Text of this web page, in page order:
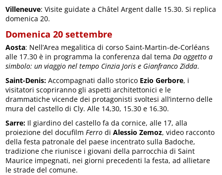
Villeneuve: Visite guidate a Châtel Argent dalle 15.30. Si replica
domenica 20.
Domenica 20 settembre
Aosta: Nell’Area megalitica di corso Saint-Martin-de-Corléans
alle 17.30 è in programma la conferenza dal tema Da oggetto a
simbolo: un viaggio nel tempo Cinzia Joris e Gianfranco Zidda.
Saint-Denis: Accompagnati dallo storico Ezio Gerbore, i
visitatori scopriranno gli aspetti architettonici e le
drammatiche vicende dei protagonisti svoltesi all’interno delle
mura del castello di Cly. Alle 14,30, 15.30 e 16.30.
Sarre: Il giardino del castello fa da cornice, alle 17, alla
proiezione del docufilm Ferro diAlessio Zemoz, video racconto
della festa patronale del paese incentrato sulla Badoche,
tradizione che riunisce i giovani della parrocchia di Saint
Maurice impegnati, nei giorni precedenti la festa, ad allietare
le strade del comune.